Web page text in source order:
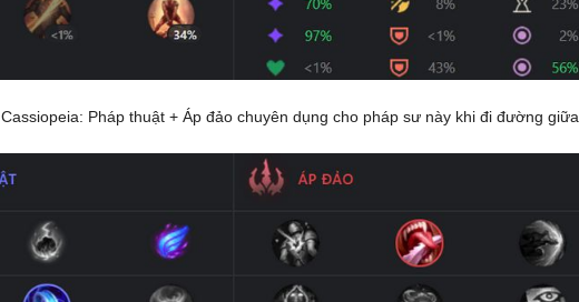
Pháp thuật + Áp đảo chuyên dụng cho pháp sư này khi đi đường giữa.